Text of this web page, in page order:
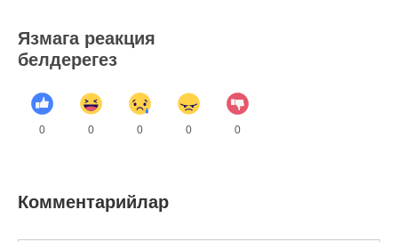
Язмага реакция
белдерегез
0 0 0 0 0
Комментарийлар